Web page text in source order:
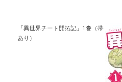
「異世界チート開拓記」1巻（帯
あり）